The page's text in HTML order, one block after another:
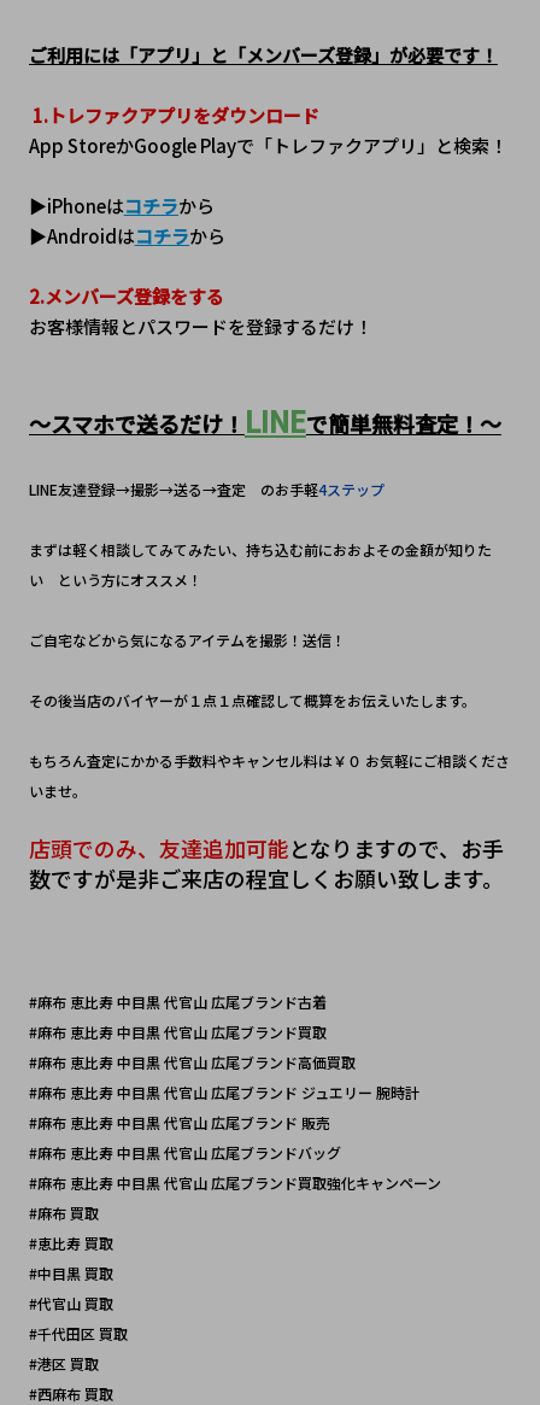
ご利用には「アプリ」と「メンバーズ登録」が必要です！
1.トレファクアプリをダウンロード
App StoreかGoogle Playで「トレファクアプリ」と検索！
▶iPhoneはコチラから
▶Androidはコチラから
2.メンバーズ登録をする
お客様情報とパスワードを登録するだけ！
～スマホで送るだけ！ LINEで簡単無料査定！～
LINE友達登録→撮影→送る→査定　のお手軽4ステップ
まずは軽く相談してみてみたい、持ち込む前におおよその金額が知りた
い　という方にオススメ！
ご自宅などから気になるアイテムを撮影！送信！
その後当店のバイヤーが１点１点確認して概算をお伝えいたします。
もちろん査定にかかる手数料やキャンセル料は￥０ お気軽にご相談くださ
いませ。
店頭でのみ、友達追加可能となりますので、お手
数ですが是非ご来店の程宜しくお願い致します。
#麻布 恵比寿 中目黒 代官山 広尾ブランド古着
#麻布 恵比寿 中目黒 代官山 広尾ブランド買取
#麻布 恵比寿 中目黒 代官山 広尾ブランド高価買取
#麻布 恵比寿 中目黒 代官山 広尾ブランド ジュエリー 腕時計
#麻布 恵比寿 中目黒 代官山 広尾ブランド 販売
#麻布 恵比寿 中目黒 代官山 広尾ブランドバッグ
#麻布 恵比寿 中目黒 代官山 広尾ブランド買取強化キャンペーン
#麻布 買取
#恵比寿 買取
#中目黒 買取
#代官山 買取
#千代田区 買取
#港区 買取
#西麻布 買取